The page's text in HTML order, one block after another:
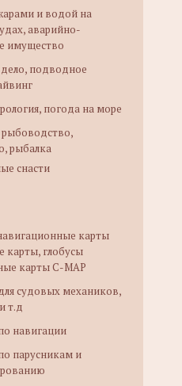
и водой на
аварийно-
имущество
подводное
погода на море
рыбоводство,
рыбалка
снасти
карты
карты, глобусы
карты C-MAP
судовых механиков,
т.д
навигации
парусникам и